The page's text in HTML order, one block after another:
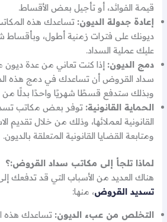
قيمة الفوائد، أو تأجيل بعض الأقساط.
إعادة جدولة الديون: تساعدك هذه
ديونك على فترات زمنية أطول، وبأقساط
عليك عملية السداد.
دمج الديون: إذا كنت تعاني من عدة
سداد القروض أن تساعدك في دمج هذه
وبذلك ستدفع قسطًا شهريًا واحدًا بدلًا
الحماية القانونية: توفر بعض مكاتب
القانونية لعملائها، وذلك من خلال تقديم
ومتابعة القضايا القانونية المتعلقة بالديون.
لماذا تلجأ إلى مكاتب سداد القروض:؟
هناك العديد من الأسباب التي قد تدفعك
تسديد القروض، منها:
التخلص من عبء الديون: تساعدك هذه